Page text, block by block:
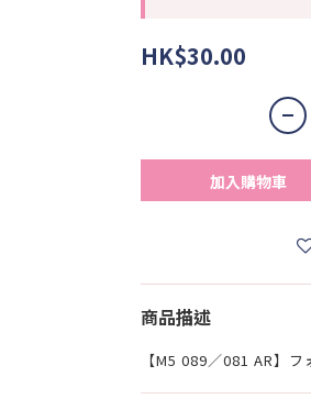
HK$30.00
加入購物車
商品描述
【M5 089／081 AR】フ